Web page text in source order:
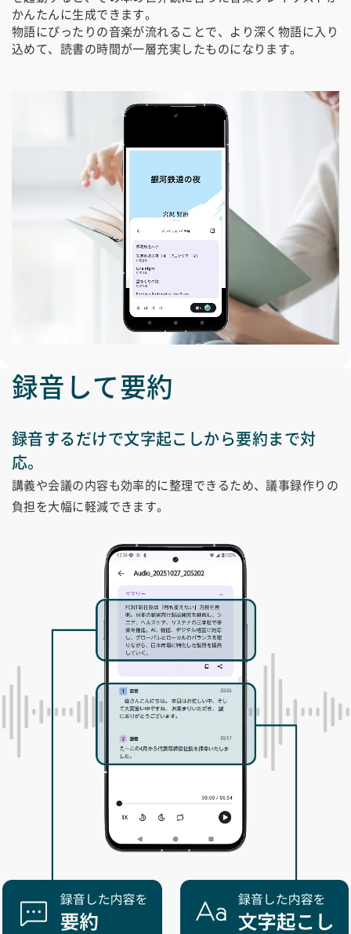
かんたんに生成できます。
物語にぴったりの音楽が流れることで、より深く物語に入り
込めて、読書の時間が一層充実したものになります。
録音して要約
録音するだけで文字起こしから要約まで対
応。
講義や会議の内容も効率的に整理できるため、議事録作りの
負担を大幅に軽減できます。